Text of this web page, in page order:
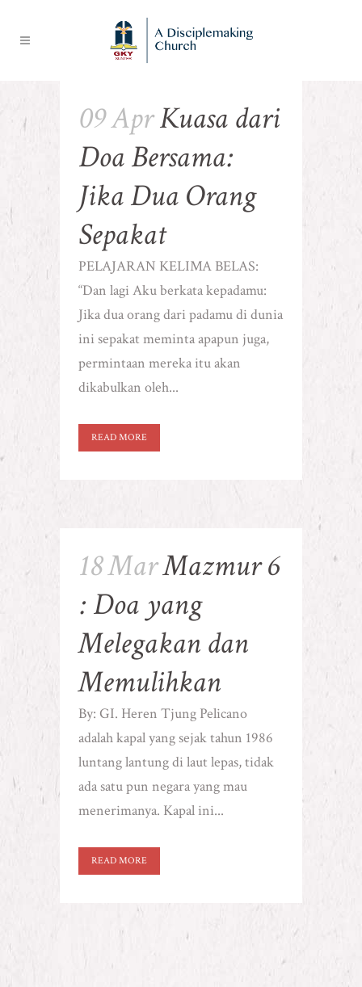
09 AprKuasa dari
Doa Bersama:
Jika Dua Orang
Sepakat
PELAJARAN KELIMA BELAS:
“Dan lagi Aku berkata kepadamu:
Jika dua orang dari padamu di dunia
ini sepakat meminta apapun juga,
permintaan mereka itu akan
dikabulkan oleh...
READ MORE
18 MarMazmur 6
: Doa yang
Melegakan dan
Memulihkan
By: GI. Heren Tjung Pelicano
adalah kapal yang sejak tahun 1986
luntang lantung di laut lepas, tidak
ada satu pun negara yang mau
menerimanya. Kapal ini...
READ MORE